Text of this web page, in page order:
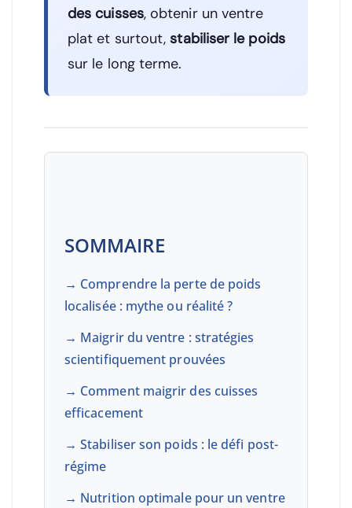
des cuisses, obtenir un ventre
plat et surtout,stabiliser le poids
sur le long terme.
SOMMAIRE
→ Comprendre la perte de poids
localisée : mythe ou réalité ?
→ Maigrir du ventre : stratégies
scientifiquement prouvées
→ Comment maigrir des cuisses
efficacement
→ Stabiliser son poids : le défi post-
régime
→ Nutrition optimale pour un ventre